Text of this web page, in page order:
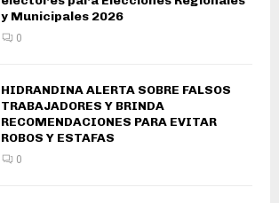
y Municipales 2026
0
HIDRANDINA ALERTA SOBRE FALSOS
TRABAJADORES Y BRINDA
RECOMENDACIONES PARA EVITAR
ROBOS Y ESTAFAS
0